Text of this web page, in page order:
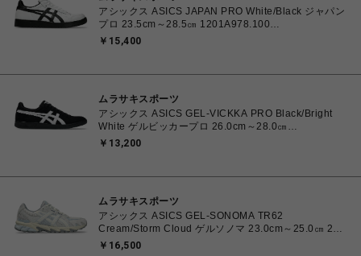
アシックス ASICS JAPAN PRO White/Black ジャパン
プロ 23.5cm～28.5㎝ 1201A978.100
4550457071079 メンズ レディース スニーカー スケ
￥15,400
ムラサキスポーツ
アシックス ASICS GEL-VICKKA PRO Black/Bright
White ゲルビッカープロ 26.0cm～28.0㎝
1201A486.006 4570158997553 メンズ スニーカー
￥13,200
ムラサキスポーツ
アシックス ASICS GEL-SONOMA TR62
Cream/Storm Cloud ゲルソノマ 23.0cm～25.0㎝ 23.0
㎝ 1203A734.102 4571633264412 ユニセックス ス
￥16,500